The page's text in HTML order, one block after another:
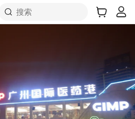
搜索